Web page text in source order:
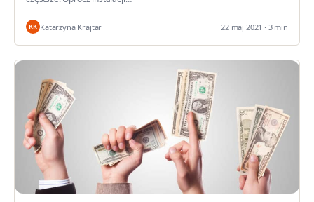
KK Katarzyna Krajtar 22 maj 2021 · 3 min